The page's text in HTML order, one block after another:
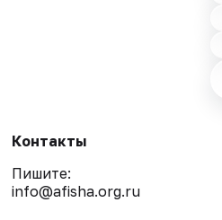
Контакты
Пишите:
info@afisha.org.ru